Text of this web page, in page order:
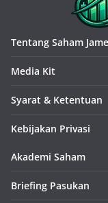
Tentang Saham
Media Kit
Syarat & Ketentuan
Kebijakan Privasi
Akademi Saham
Briefing Pasukan